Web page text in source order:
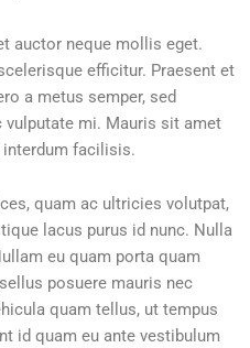
auctor neque mollis eget.
efficitur. Praesent et
a metus semper, sed
mi. Mauris sit amet
interdum facilisis.
quam ac ultricies volutpat,
lacus purus id nunc. Nulla
eu quam porta quam
posuere mauris nec
quam tellus, ut tempus
id quam eu ante vestibulum